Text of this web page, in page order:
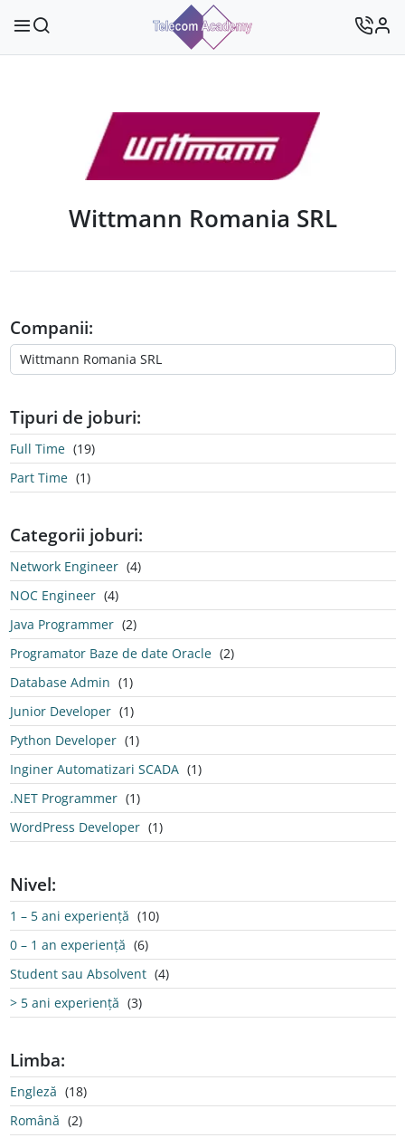
Wittmann Romania SRL
Companii:
Tipuri de joburi:
Full Time (19)
Part Time (1)
Categorii joburi:
Network Engineer (4)
NOC Engineer (4)
Java Programmer (2)
Programator Baze de date Oracle (2)
Database Admin (1)
Junior Developer (1)
Python Developer (1)
Inginer Automatizari SCADA (1)
.NET Programmer (1)
WordPress Developer (1)
Nivel:
1 – 5 ani experiență (10)
0 – 1 an experiență (6)
Student sau Absolvent (4)
> 5 ani experiență (3)
Limba:
Engleză (18)
Română (2)